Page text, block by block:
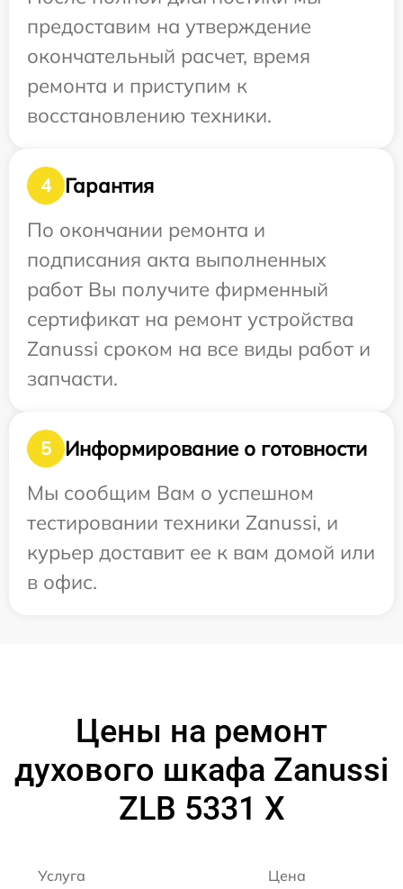
предоставим на утверждение
окончательный расчет, время
ремонта и приступим к
восстановлению техники.
4
Гарантия
По окончании ремонта и
подписания акта выполненных
работ Вы получите фирменный
сертификат на ремонт устройства
Zanussi сроком на все виды работ и
запчасти.
5
Информирование о готовности
Мы сообщим Вам о успешном
тестировании техники Zanussi, и
курьер доставит ее к вам домой или
в офис.
Цены на ремонт
духового шкафа Zanussi
ZLB 5331 X
Услуга Цена